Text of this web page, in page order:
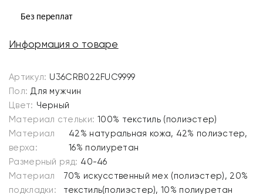
Информация о товаре
Артикул: U36CRB022FUC9999
Пол: Для мужчин
Цвет: Черный
Материал стельки: 100% текстиль (полиэстер)
Материал
верха:
42% натуральная кожа, 42% полиэстер,
16% полиуретан
Размерный ряд: 40-46
Материал
подкладки:
70% искусственный мех (полиэстер), 20%
текстиль(полиэстер), 10% полиуретан